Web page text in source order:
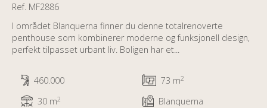
Ref. MF2886
I området Blanquerna finner du denne totalrenoverte
penthouse som kombinerer moderne og funksjonell design,
perfekt tilpasset urbant liv. Boligen har et...
460.000 73 m2
30 m2
Blanquerna